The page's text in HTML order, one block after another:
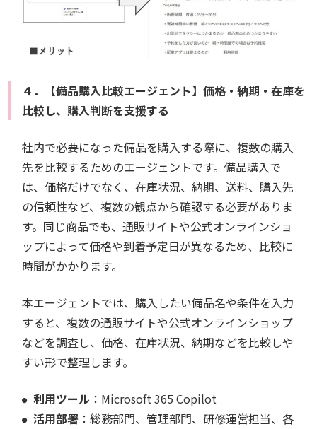
４．【備品購入比較エージェント】価格・納期・在庫を
比較し、購入判断を支援する
社内で必要になった備品を購入する際に、複数の購入
先を比較するためのエージェントです。備品購入で
は、価格だけでなく、在庫状況、納期、送料、購入先
の信頼性など、複数の観点から確認する必要がありま
す。同じ商品でも、通販サイトや公式オンラインショ
ップによって価格や到着予定日が異なるため、比較に
時間がかかります。
本エージェントでは、購入したい備品名や条件を入力
すると、複数の通販サイトや公式オンラインショップ
などを調査し、価格、在庫状況、納期などを比較しや
すい形で整理します。
利用ツール ：Microsoft 365 Copilot
活用部署 ：総務部門、管理部門、研修運営担当、各